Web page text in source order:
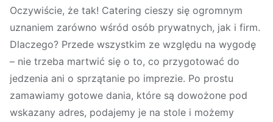
Oczywiście, że tak! Catering cieszy się ogromnym
uznaniem zarówno wśród osób prywatnych, jak i firm.
Dlaczego? Przede wszystkim ze względu na wygodę
– nie trzeba martwić się o to, co przygotować do
jedzenia ani o sprzątanie po imprezie. Po prostu
zamawiamy gotowe dania, które są dowożone pod
wskazany adres, podajemy je na stole i możemy